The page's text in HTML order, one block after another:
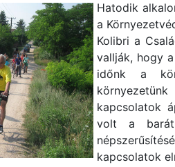
Hatodik
a
Kolibri a
vallják, hogy
időnk a
kapcsolatok
volt a
kapcsolatok